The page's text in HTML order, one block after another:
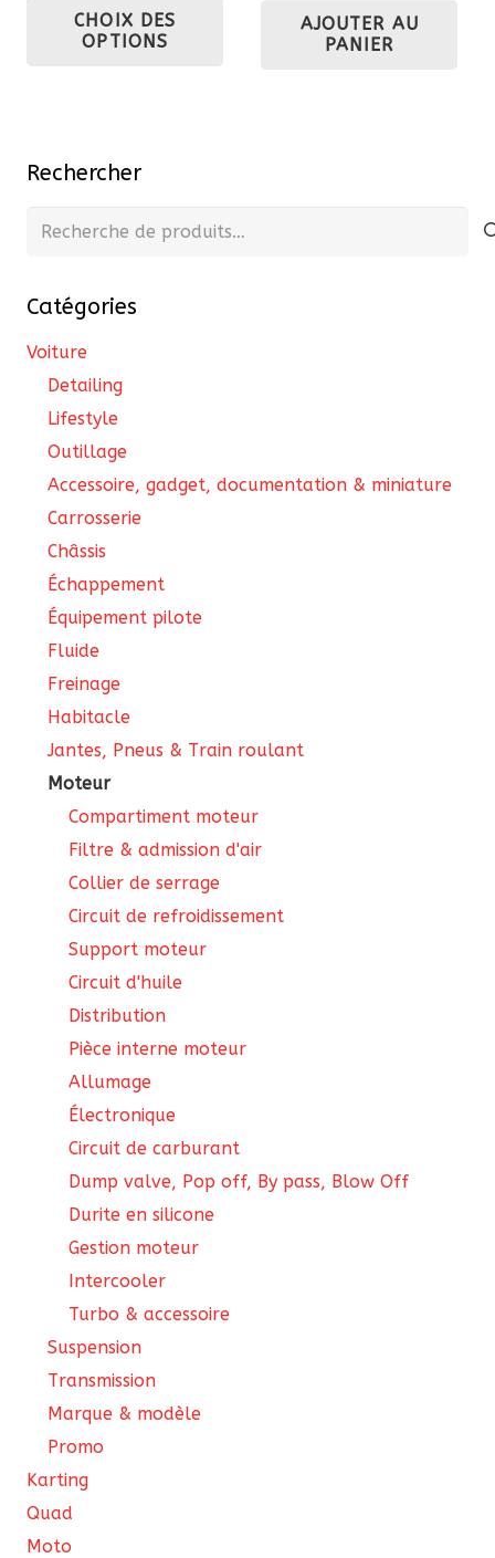
CHOIX DES
OPTIONS
peuvent
être
était :
93,00 €.
AJOUTER AU
PANIER
Rechercher
Recherche
Catégories
Voiture
Detailing
Lifestyle
Outillage
Accessoire, gadget, documentation & miniature
Carrosserie
Châssis
Échappement
Équipement pilote
Fluide
Freinage
Habitacle
Jantes, Pneus & Train roulant
Moteur
Compartiment moteur
Filtre & admission d'air
Collier de serrage
Circuit de refroidissement
Support moteur
Circuit d'huile
Distribution
Pièce interne moteur
Allumage
Électronique
Circuit de carburant
Dump valve, Pop off, By pass, Blow Off
Durite en silicone
Gestion moteur
Intercooler
Turbo & accessoire
Suspension
Transmission
Marque & modèle
Promo
Karting
Quad
Moto